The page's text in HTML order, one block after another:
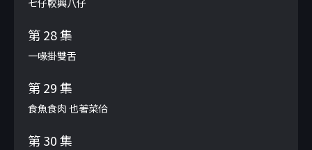
第 28 集
一喙掛雙舌
第 29 集
食魚食肉 也著菜佮
第 30 集